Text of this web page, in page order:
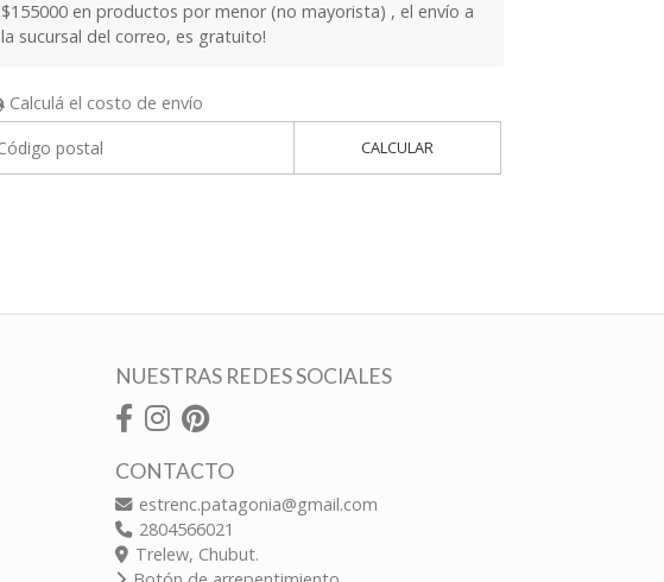
$155000 en productos por menor (no mayorista) , el envío a
la sucursal del correo, es gratuito!
Calculá el costo de envío
CALCULAR
NUESTRAS REDES SOCIALES
CONTACTO
estrenc.patagonia@gmail.com
2804566021
Trelew, Chubut.